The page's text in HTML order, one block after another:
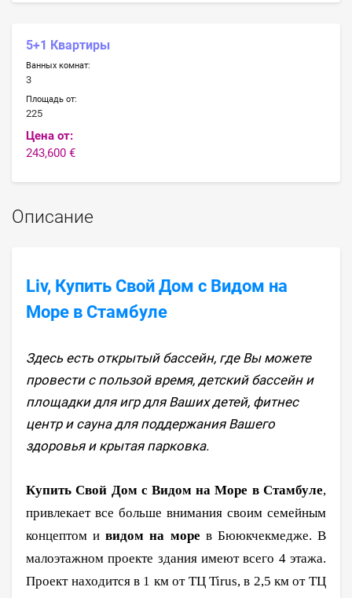
5+1 Квартиры
Ванных комнат:
3
Площадь от:
225
Цена от:
243,600 €
Описание
Liv, Купить Свой Дом с Видом на
Море в Стамбуле
Здесь есть открытый бассейн, где Вы можете
провести с пользой время, детский бассейн и
площадки для игр для Ваших детей, фитнес
центр и сауна для поддержания Вашего
здоровья и крытая парковка.
Купить Свой Дом с Видом на Море в Стамбуле,
привлекает все больше внимания своим семейным
концептом ивидом на море в Бююкчекмедже. В
малоэтажном проекте здания имеют всего 4 этажа.
Проект находится в 1 км от ТЦ Tirus, в 2,5 км от ТЦ